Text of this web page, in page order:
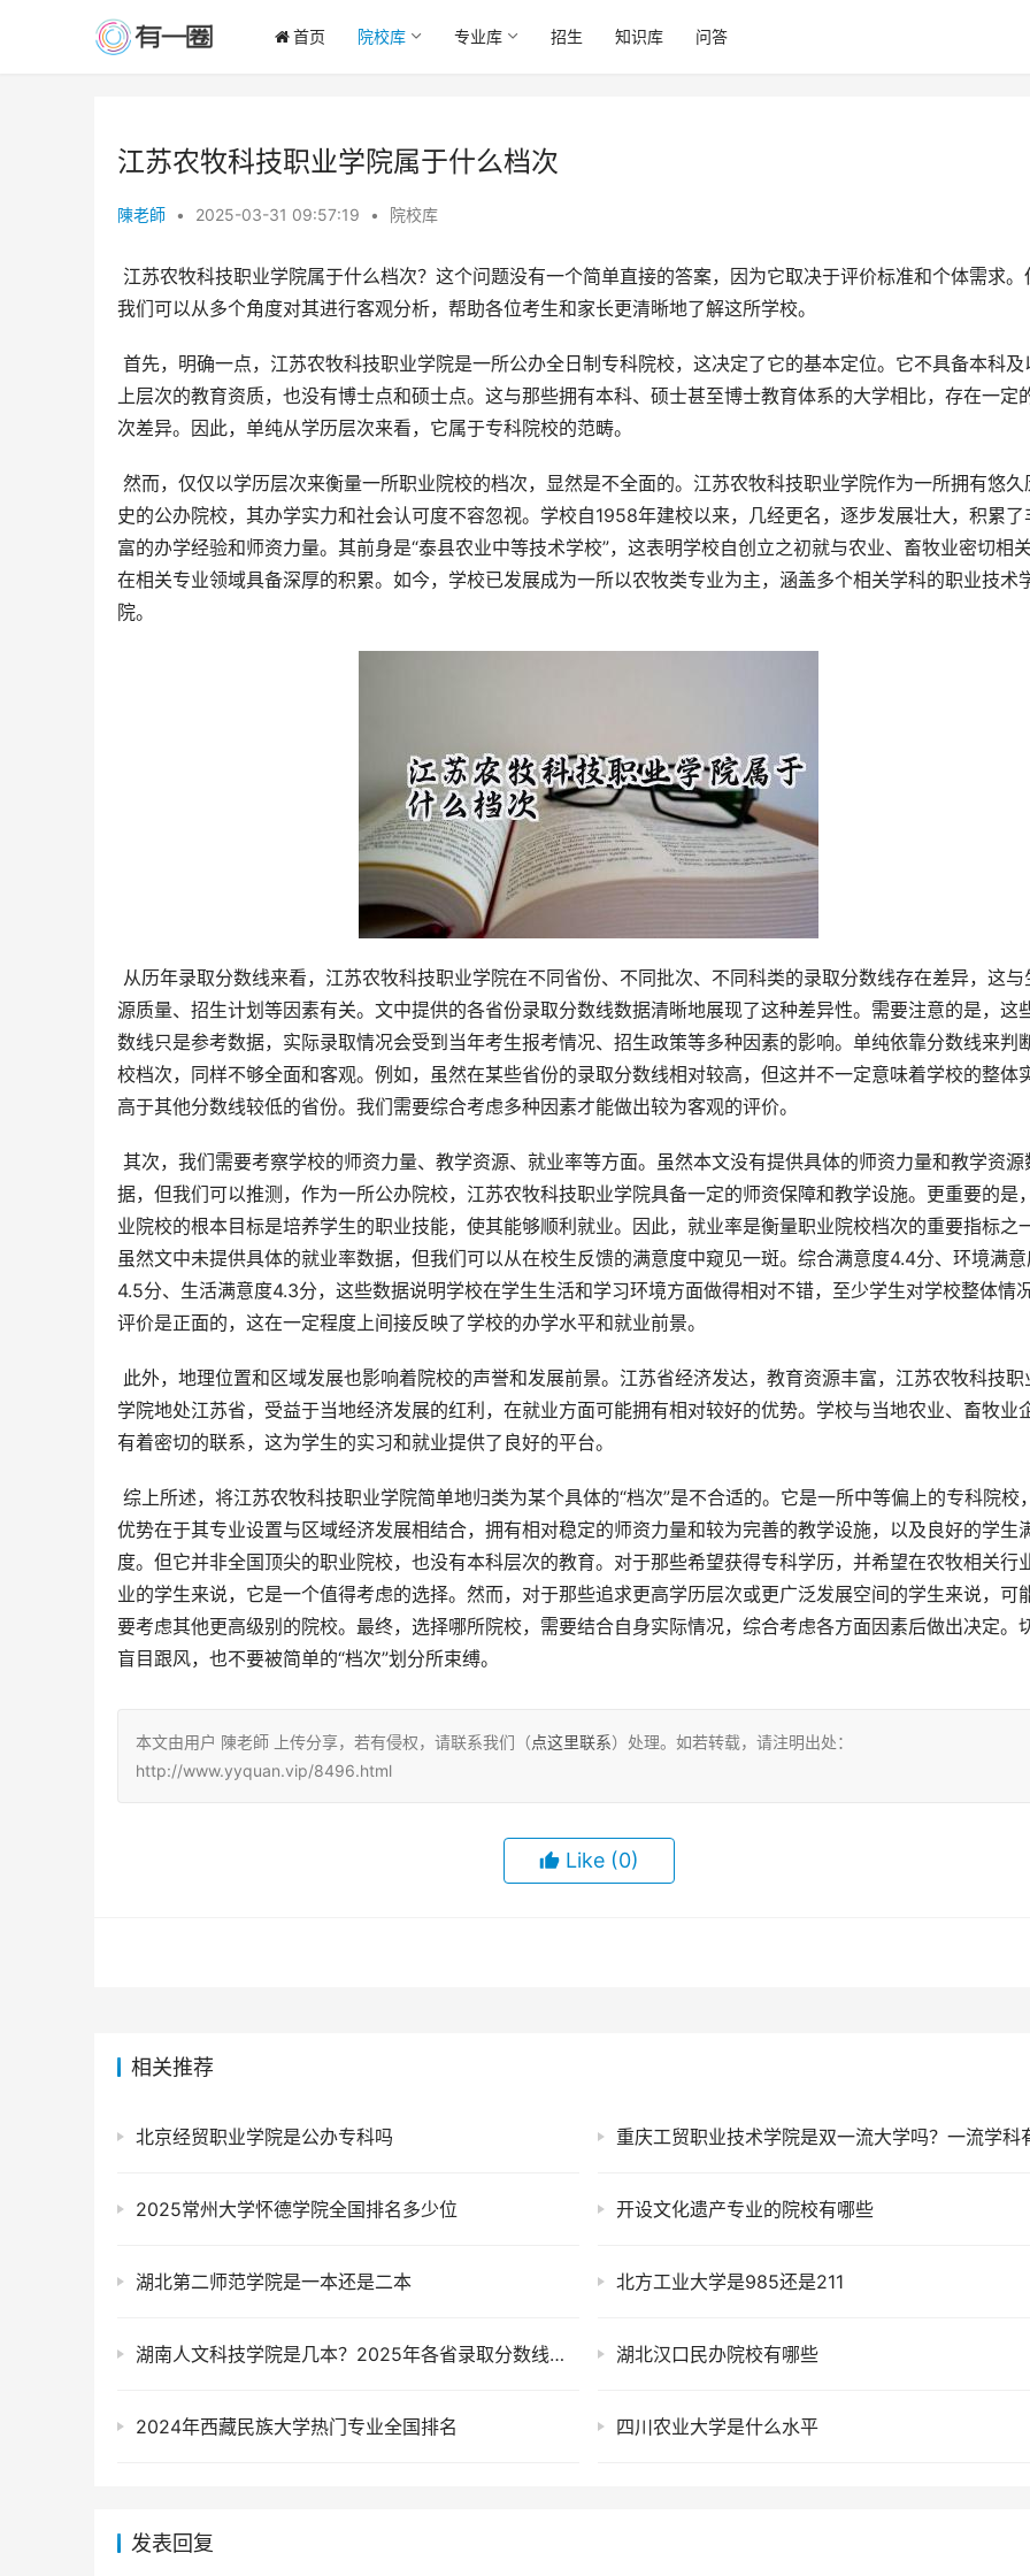
首页 院校库 专业库 招生 知识库 问答
江苏农牧科技职业学院属于什么档次
陳老師 • 2025-03-31 09:57:19 • 院校库
我们可以从多个角度对其进行客观分析，帮助各位考生和家长更清晰地了解这所学校。
上层次的教育资质，也没有博士点和硕士点。这与那些拥有本科、硕士甚至博士教育体系的大学相比，存在一定
次差异。因此，单纯从学历层次来看，它属于专科院校的范畴。
史的公办院校，其办学实力和社会认可度不容忽视。学校自1958年建校以来，几经更名，逐步发展壮大，积累了
富的办学经验和师资力量。其前身是“泰县农业中等技术学校”，这表明学校自创立之初就与农业、畜牧业密切相关
在相关专业领域具备深厚的积累。如今，学校已发展成为一所以农牧类专业为主，涵盖多个相关学科的职业技术
院。
源质量、招生计划等因素有关。文中提供的各省份录取分数线数据清晰地展现了这种差异性。需要注意的是，这
数线只是参考数据，实际录取情况会受到当年考生报考情况、招生政策等多种因素的影响。单纯依靠分数线来判
校档次，同样不够全面和客观。例如，虽然在某些省份的录取分数线相对较高，但这并不一定意味着学校的整体
高于其他分数线较低的省份。我们需要综合考虑多种因素才能做出较为客观的评价。
据，但我们可以推测，作为一所公办院校，江苏农牧科技职业学院具备一定的师资保障和教学设施。更重要的是
业院校的根本目标是培养学生的职业技能，使其能够顺利就业。因此，就业率是衡量职业院校档次的重要指标之一
虽然文中未提供具体的就业率数据，但我们可以从在校生反馈的满意度中窥见一斑。综合满意度4.4分、环境满
4.5分、生活满意度4.3分，这些数据说明学校在学生生活和学习环境方面做得相对不错，至少学生对学校整体情
评价是正面的，这在一定程度上间接反映了学校的办学水平和就业前景。
学院地处江苏省，受益于当地经济发展的红利，在就业方面可能拥有相对较好的优势。学校与当地农业、畜牧业
有着密切的联系，这为学生的实习和就业提供了良好的平台。
优势在于其专业设置与区域经济发展相结合，拥有相对稳定的师资力量和较为完善的教学设施，以及良好的学生
度。但它并非全国顶尖的职业院校，也没有本科层次的教育。对于那些希望获得专科学历，并希望在农牧相关行
业的学生来说，它是一个值得考虑的选择。然而，对于那些追求更高学历层次或更广泛发展空间的学生来说，可
要考虑其他更高级别的院校。最终，选择哪所院校，需要结合自身实际情况，综合考虑各方面因素后做出决定。
盲目跟风，也不要被简单的“档次”划分所束缚。
本文由用户 陳老師 上传分享，若有侵权，请联系我们（点这里联系）处理。如若转载，请注明出处：
http://www.yyquan.vip/8496.html
Like (0)
相关推荐
北京经贸职业学院是公办专科吗
2025常州大学怀德学院全国排名多少位 开设文化遗产专业的院校有哪些
湖北第二师范学院是一本还是二本 北方工业大学是985还是211
湖南人文科技学院是几本？2025年各省录取分数线预测及报考建议 湖北汉口民办院校有哪些
2024年西藏民族大学热门专业全国排名 四川农业大学是什么水平
发表回复